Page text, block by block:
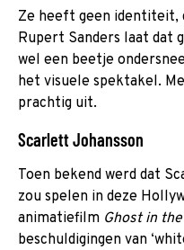
Ze heeft geen identiteit,
Rupert Sanders laat dat
wel een beetje
het visuele spektakel.
prachtig uit.
Scarlett Johansson
Toen bekend werd dat
zou spelen in deze
animatiefilm Ghost in
beschuldigingen van